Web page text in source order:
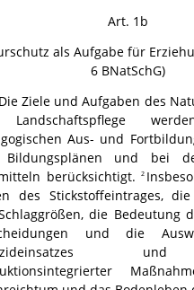
Art. 1b
als Aufgabe für
6 BNatSchG)
Die Ziele und Aufgaben des
Aus- und
Bildungsplänen und bei
berücksichtigt.2
des Stickstoffeintrages,
die Bedeutung
und die